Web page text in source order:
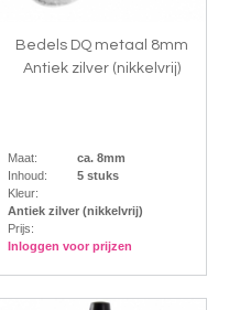
Bedels DQ metaal 8mm
Antiek zilver (nikkelvrij)
Maat:
ca. 8mm
Inhoud:
5 stuks
Kleur:
Antiek zilver (nikkelvrij)
Prijs:
Inloggen voor prijzen